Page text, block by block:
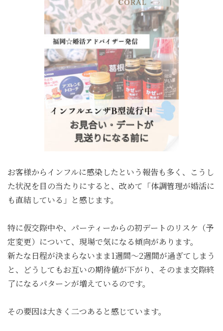
お客様からインフルに感染したという報告も多く、こうし
た状況を目の当たりにすると、改めて「体調管理が婚活に
も直結している」と感じます。
特に仮交際中や、パーティーからの初デートのリスケ（予
定変更）について、現場で気になる傾向があります。
新たな日程が決まらないまま1週間〜2週間が過ぎてしまう
と、どうしてもお互いの期待値が下がり、そのまま交際終
了になるパターンが増えているのです。
その要因は大きく二つあると感じています。